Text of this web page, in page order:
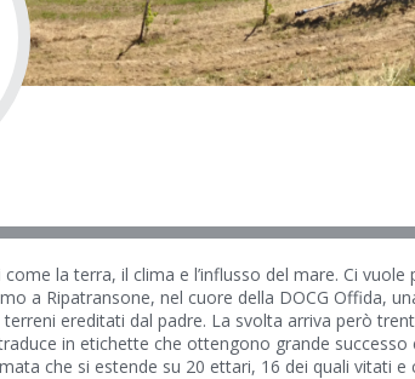
la terra, il clima e l’influsso del mare. Ci
a Ripatransone, nel cuore della DOCG Offida,
ereditati dal padre. La svolta arriva però
in etichette che ottengono grande
che si estende su 20 ettari, 16 dei quali vitati